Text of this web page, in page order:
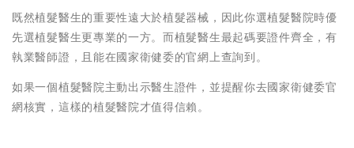
既然植髮醫生的重要性遠大於植髮器械，因此你選植髮醫院時優
先選植髮醫生更專業的一方。而植髮醫生最起碼要證件齊全，有
執業醫師證，且能在國家衛健委的官網上查詢到。
如果一個植髮醫院主動出示醫生證件，並提醒你去國家衛健委官
網核實，這樣的植髮醫院才值得信賴。